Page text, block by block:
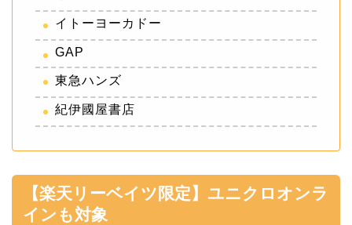
イトーヨーカドー
GAP
東急ハンズ
紀伊國屋書店
【楽天リーベイツ限定】ユニクロオンラ
インも対象